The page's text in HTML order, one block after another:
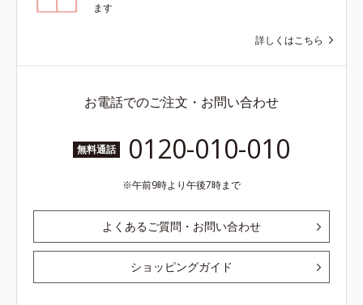
ます
詳しくはこちら
お電話でのご注文・お問い合わせ
無料通話 0120-010-010
午前9時より午後7時まで
よくあるご質問・お問い合わせ
ショッピングガイド